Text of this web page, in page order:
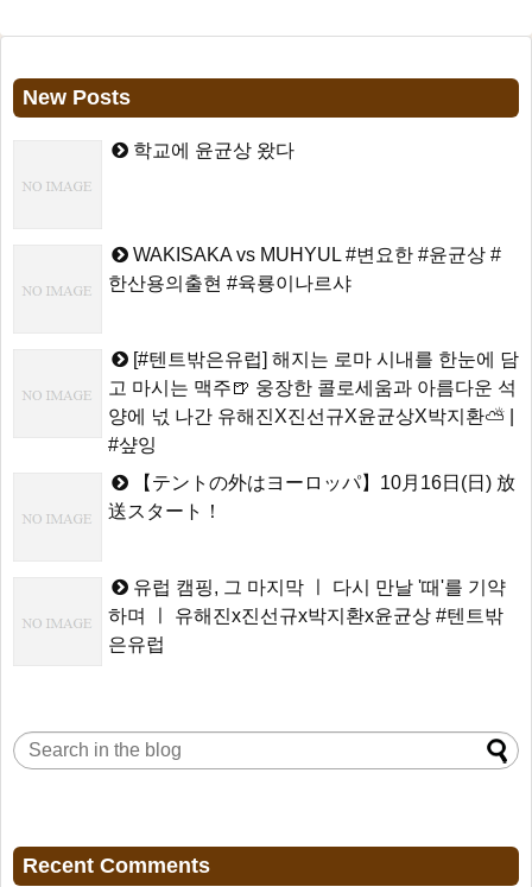
New Posts
학교에 윤균상 왔다
WAKISAKA vs MUHYUL #변요한 #윤균상 #
한산용의출현 #육룡이나르샤
[#텐트밖은유럽] 해지는 로마 시내를 한눈에 담
고 마시는 맥주🍺 웅장한 콜로세움과 아름다운 석
양에 넋 나간 유해진X진선규X윤균상X박지환⛅ |
#샾잉
【テントの外はヨーロッパ】10月16日(日) 放
送スタート！
유럽 캠핑, 그 마지막 ㅣ 다시 만날 '때'를 기약
하며 ㅣ 유해진x진선규x박지환x윤균상 #텐트밖
은유럽
Recent Comments